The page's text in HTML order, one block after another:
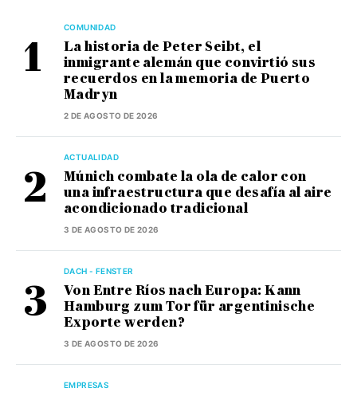
COMUNIDAD
La historia de Peter Seibt, el
inmigrante alemán que convirtió sus
recuerdos en la memoria de Puerto
Madryn
2 DE AGOSTO DE 2026
ACTUALIDAD
Múnich combate la ola de calor con
una infraestructura que desafía al aire
acondicionado tradicional
3 DE AGOSTO DE 2026
DACH - FENSTER
Von Entre Ríos nach Europa: Kann
Hamburg zum Tor für argentinische
Exporte werden?
3 DE AGOSTO DE 2026
EMPRESAS